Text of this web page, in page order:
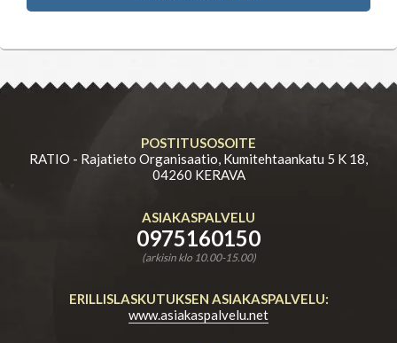
POSTITUSOSOITE
RATIO - Rajatieto Organisaatio, Kumitehtaankatu 5 K 18,
04260 KERAVA
ASIAKASPALVELU
0975160150
(arkisin klo 10.00-15.00)
ERILLISLASKUTUKSEN ASIAKASPALVELU:
www.asiakaspalvelu.net